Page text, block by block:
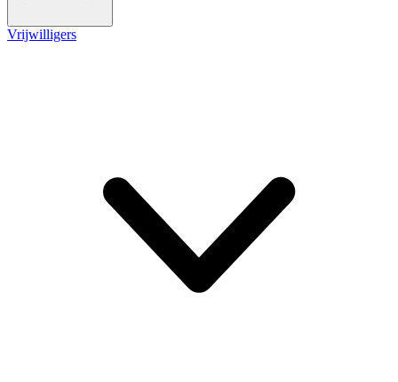
Vrijwilligers